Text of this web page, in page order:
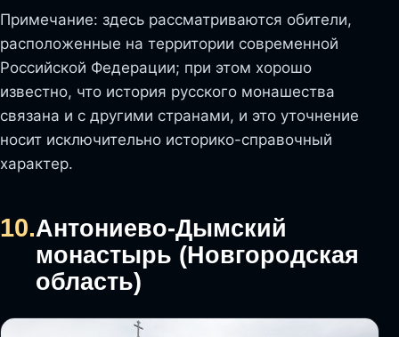
Примечание: здесь рассматриваются обители,
расположенные на территории современной
Российской Федерации; при этом хорошо
известно, что история русского монашества
связана и с другими странами, и это уточнение
носит исключительно историко-справочный
характер.
10.Антониево-Дымский
монастырь (Новгородская
область)